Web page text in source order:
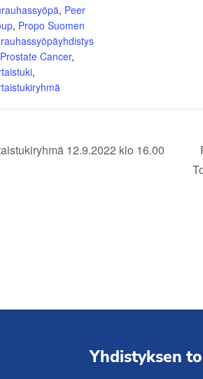
, Peer
, Propo Suomen
Prostate Cancer,
,
12.9.2022 klo 16.00
Yhdistyksen